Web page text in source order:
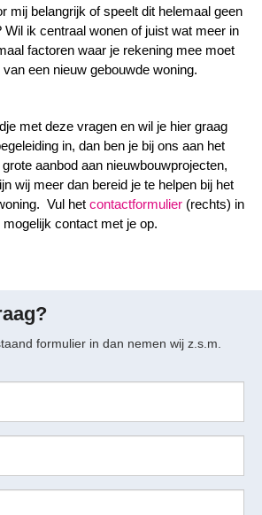
mij belangrijk of speelt dit helemaal geen
Wil ik centraal wonen of juist wat meer in
factoren waar je rekening mee moet
een nieuw gebouwde woning.
met deze vragen en wil je hier graag
in, dan ben je bij ons aan het
aanbod aan nieuwbouwprojecten,
wij meer dan bereid je te helpen bij het
Vul het contactformulier (rechts) in
contact met je op.
formulier in dan nemen wij z.s.m.